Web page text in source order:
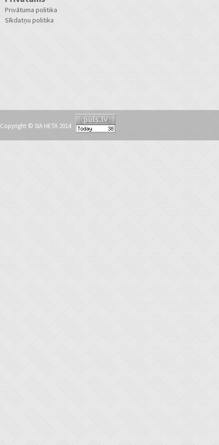
Privātuma politika
Sīkdatņu politika
Copyright © SIA HETA 2014